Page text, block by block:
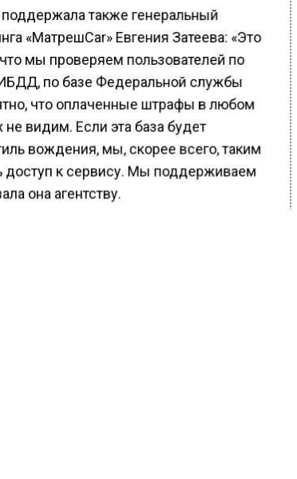
также генеральный
«МатрешCar» Евгения Затеева: «Это
мы проверяем пользователей по
по базе Федеральной службы
что оплаченные штрафы в любом
видим. Если эта база будет
вождения, мы, скорее всего, таким
доступ к сервису. Мы поддерживаем
она агентству.